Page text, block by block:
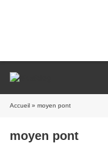
Accueil » moyen pont
moyen pont